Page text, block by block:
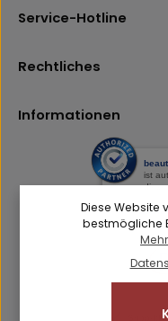
Ich habe die
einverstanden.
Die mit einem Stern (*)
Service-Hotline
Rechtliches
Informationen
Diese Website
bestmögliche